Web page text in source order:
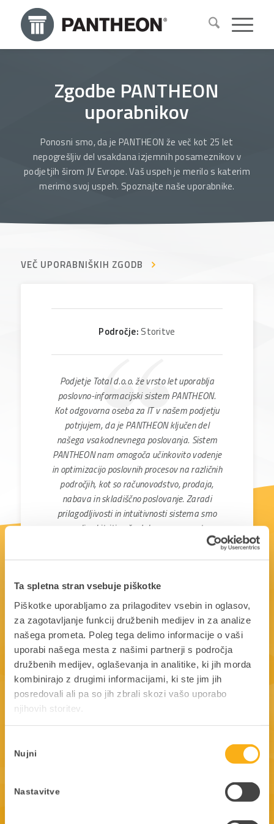
Ta spletna stran vsebuje piškotke
Piškotke uporabljamo za prilagoditev vsebin in oglasov,
za zagotavljanje funkcij družbenih medijev in za analize
našega prometa. Poleg tega delimo informacije o vaši
uporabi našega mesta z našimi partnerji s področja
družbenih medijev, oglaševanja in analitike, ki jih morda
kombinirajo z drugimi informacijami, ki ste jim jih
posredovali ali pa so jih zbrali skozi vašo uporabo
njihovih storitev.
soglasja
Nujni
Nastavitve
Zgodbe PANTHEON
uporabnikov
Ponosni smo, da je PANTHEON že več kot 25 let
nepogrešljiv del vsakdana izjemnih posameznikov v
podjetjih širom JV Evrope. Vaš uspeh je merilo s katerim
merimo svoj uspeh. Spoznajte naše uporabnike.
VEČ UPORABNIŠKIH ZGODB
Področje: Storitve
Podjetje Total d.o.o. že vrsto let uporablja
poslovno-informacijski sistem PANTHEON.
Kot odgovorna oseba za IT v našem podjetju
potrjujem, da je PANTHEON ključen del
našega vsakodnevnega poslovanja. Sistem
PANTHEON nam omogoča učinkovito vodenje
in optimizacijo poslovnih procesov na različnih
področjih, kot so računovodstvo, prodaja,
nabava in skladiščno poslovanje. Zaradi
prilagodljivosti in intuitivnosti sistema smo
uspeli pohitriti naše delovne procese ter
zmanjšati število napak pri poslovanju.
informatik | Total d.o.o.